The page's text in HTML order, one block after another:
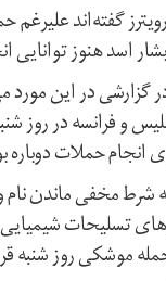
رویترز گفته‌اند
اسد هنوز توانایی
۳۰ فروردین ماه در
و فرانسه در روز
انجام حملات
شرط مخفی ماندن
تسلیحات شیمیایی
موشکی روز شنبه